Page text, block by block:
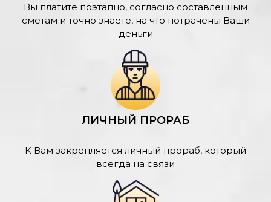
Вы платите поэтапно, согласно составленным
сметам и точно знаете, на что потрачены Ваши
деньги
ЛИЧНЫЙ ПРОРАБ
К Вам закрепляется личный прораб, который
всегда на связи